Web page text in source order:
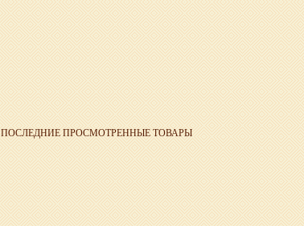
ПОСЛЕДНИЕ ПРОСМОТРЕННЫЕ ТОВАРЫ